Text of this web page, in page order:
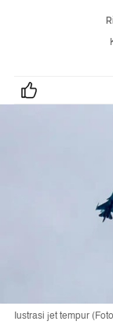
Iustrasi jet tempur